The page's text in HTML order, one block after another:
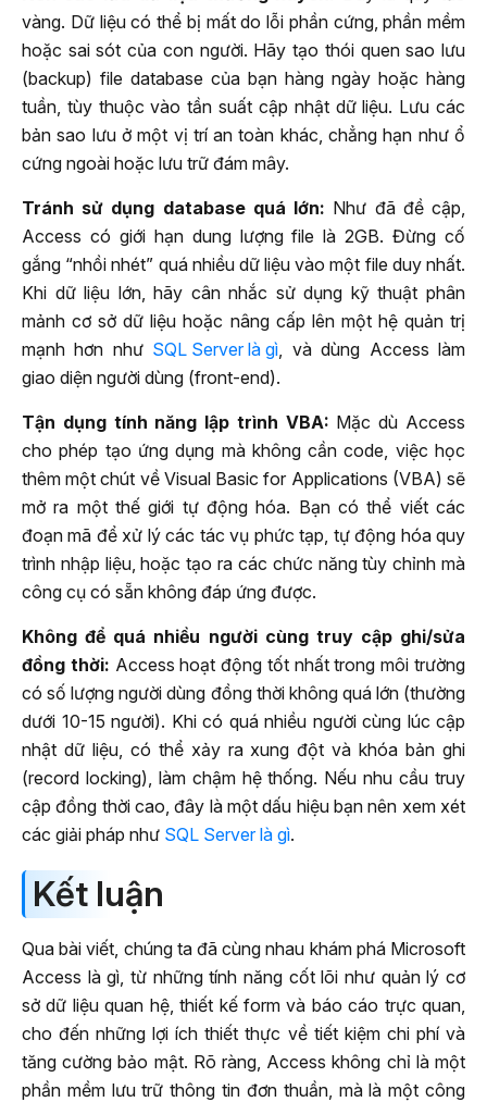
vàng. Dữ liệu có thể bị mất do lỗi phần cứng, phần mềm
hoặc sai sót của con người. Hãy tạo thói quen sao lưu
(backup) file database của bạn hàng ngày hoặc hàng
tuần, tùy thuộc vào tần suất cập nhật dữ liệu. Lưu các
bản sao lưu ở một vị trí an toàn khác, chẳng hạn như ổ
cứng ngoài hoặc lưu trữ đám mây.
Tránh sử dụng database quá lớn: Như đã đề cập,
Access có giới hạn dung lượng file là 2GB. Đừng cố
gắng “nhồi nhét” quá nhiều dữ liệu vào một file duy nhất.
Khi dữ liệu lớn, hãy cân nhắc sử dụng kỹ thuật phân
mảnh cơ sở dữ liệu hoặc nâng cấp lên một hệ quản trị
mạnh hơn như SQL Server là gì , và dùng Access làm
giao diện người dùng (front-end).
Tận dụng tính năng lập trình VBA: Mặc dù Access
cho phép tạo ứng dụng mà không cần code, việc học
thêm một chút về Visual Basic for Applications (VBA) sẽ
mở ra một thế giới tự động hóa. Bạn có thể viết các
đoạn mã để xử lý các tác vụ phức tạp, tự động hóa quy
trình nhập liệu, hoặc tạo ra các chức năng tùy chỉnh mà
công cụ có sẵn không đáp ứng được.
Không để quá nhiều người cùng truy cập ghi/sửa
đồng thời: Access hoạt động tốt nhất trong môi trường
có số lượng người dùng đồng thời không quá lớn (thường
dưới 10-15 người). Khi có quá nhiều người cùng lúc cập
nhật dữ liệu, có thể xảy ra xung đột và khóa bản ghi
(record locking), làm chậm hệ thống. Nếu nhu cầu truy
cập đồng thời cao, đây là một dấu hiệu bạn nên xem xét
các giải pháp như SQL Server là gì.
Kết luận
Qua bài viết, chúng ta đã cùng nhau khám phá Microsoft
Access là gì, từ những tính năng cốt lõi như quản lý cơ
sở dữ liệu quan hệ, thiết kế form và báo cáo trực quan,
cho đến những lợi ích thiết thực về tiết kiệm chi phí và
tăng cường bảo mật. Rõ ràng, Access không chỉ là một
phần mềm lưu trữ thông tin đơn thuần, mà là một công